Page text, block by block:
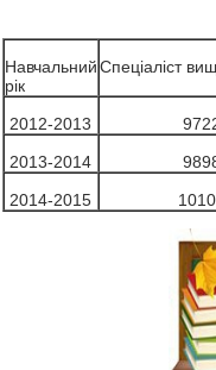
Навчальний
рік
Спеціаліст
2012-2013
2013-2014
2014-2015